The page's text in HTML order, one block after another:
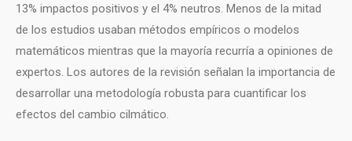
13% impactos positivos y el 4% neutros. Menos de la mitad
de los estudios usaban métodos empíricos o modelos
matemáticos mientras que la mayoría recurría a opiniones de
expertos. Los autores de la revisión señalan la importancia de
desarrollar una metodología robusta para cuantificar los
efectos del cambio cilmático.